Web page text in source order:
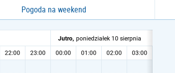
Pogoda na weekend